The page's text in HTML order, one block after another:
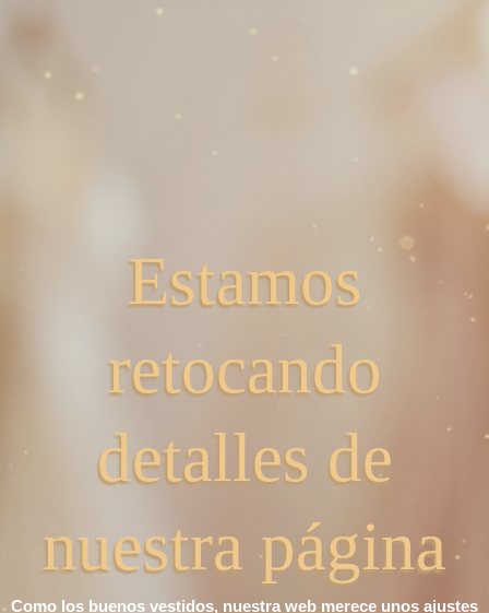
Estamos
retocando
detalles de
nuestra página
Como los buenos vestidos, nuestra web merece unos ajustes